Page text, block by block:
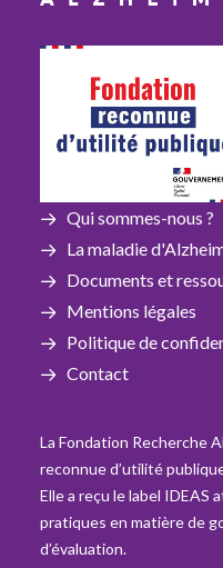
Qui sommes-nous ?
La maladie
Documents et
Mentions légales
Politique de
Contact
La Fondation Recherche
reconnue d’utilité
Elle a reçu le label IDEAS
pratiques en matière de
d’évaluation.